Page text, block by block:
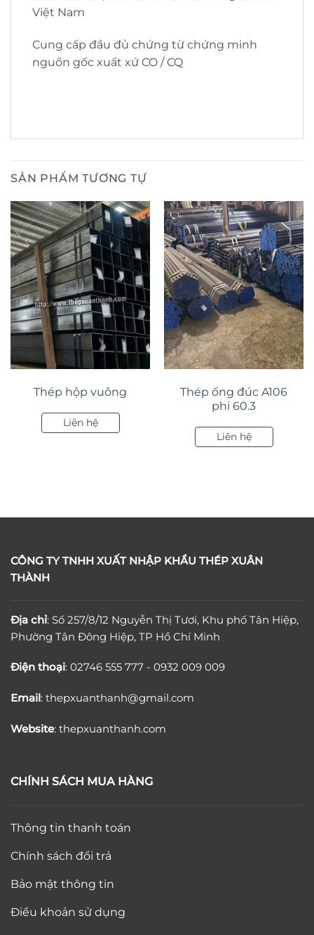
Việt Nam
Cung cấp đầu đủ chứng từ chứng minh
nguồn gốc xuất xứ CO / CQ
SẢN PHẨM TƯƠNG TỰ
Thép hộp vuông
Liên hệ
Thép ống đúc A106
phi 60.3
Liên hệ
CÔNG TY TNHH XUẤT NHẬP KHẨU THÉP XUÂN
THÀNH
Địa chỉ: Số 257/8/12 Nguyễn Thị Tươi, Khu phố Tân Hiệp,
Phường Tân Đông Hiệp, TP Hồ Chí Minh
Điện thoại: 02746 555 777 - 0932 009 009
Email: thepxuanthanh@gmail.com
Website: thepxuanthanh.com
CHÍNH SÁCH MUA HÀNG
Thông tin thanh toán
Chính sách đổi trả
Bảo mật thông tin
Điều khoản sử dụng